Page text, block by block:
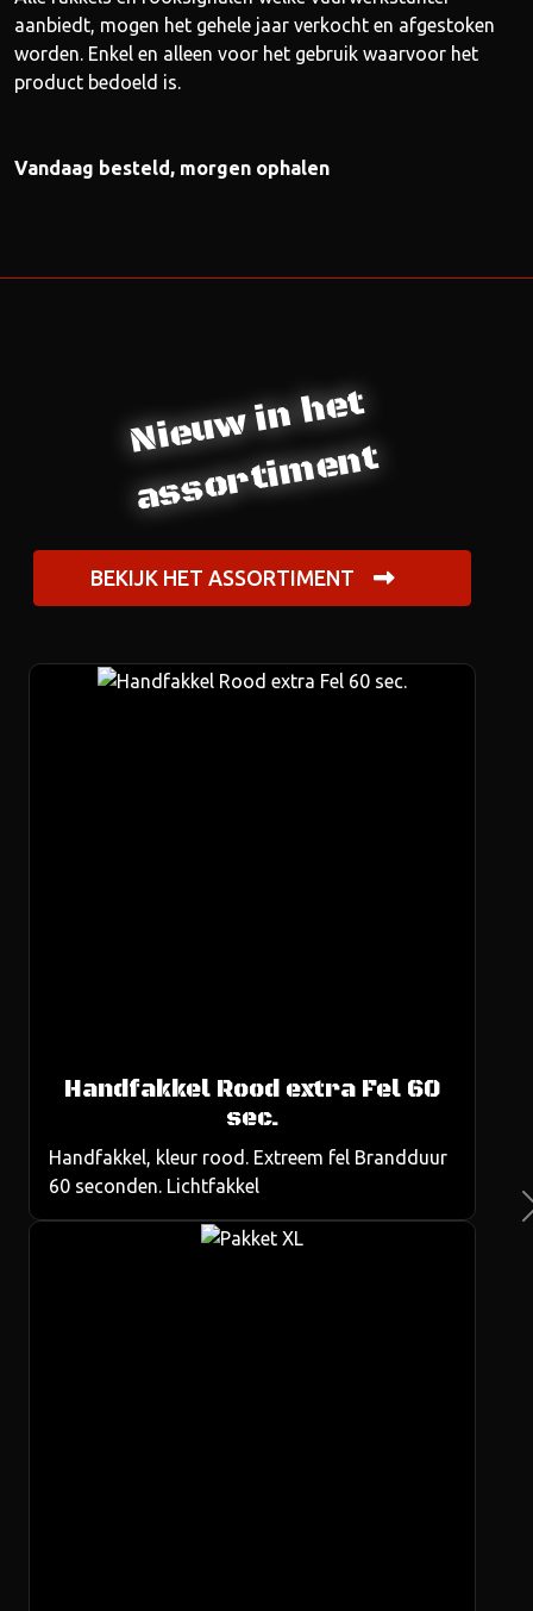
aanbiedt, mogen het gehele jaar verkocht en afgestoken
worden. Enkel en alleen voor het gebruik waarvoor het
product bedoeld is.
Vandaag besteld, morgen ophalen
Nieuw in het
assortiment
BEKIJK HET ASSORTIMENT
Handfakkel Rood extra Fel 60
sec.
Handfakkel, kleur rood. Extreem fel Brandduur
60 seconden. Lichtfakkel